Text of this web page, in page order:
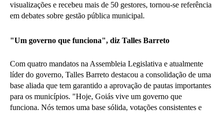
visualizações e recebeu mais de 50 gestores, tornou-se referência
em debates sobre gestão pública municipal.
"Um governo que funciona", diz Talles Barreto
Com quatro mandatos na Assembleia Legislativa e atualmente
líder do governo, Talles Barreto destacou a consolidação de uma
base aliada que tem garantido a aprovação de pautas importantes
para os municípios. "Hoje, Goiás vive um governo que
funciona. Nós temos uma base sólida, votações consistentes e